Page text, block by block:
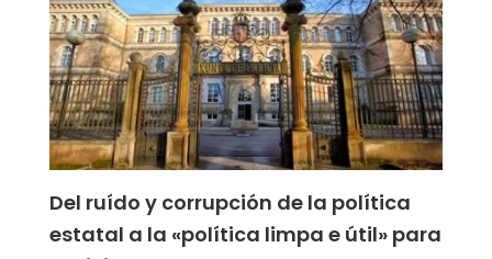
Del ruído y corrupción de la política
estatal a la «política limpa e útil» para